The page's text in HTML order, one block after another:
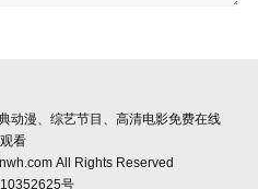
动漫、综艺节目、高清电影免费在线
观看
All Rights Reserved
号